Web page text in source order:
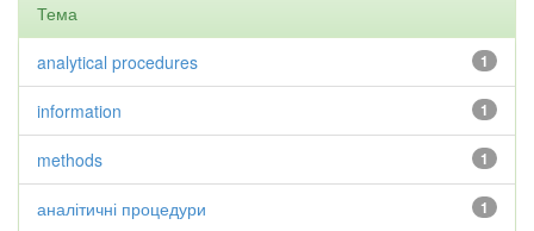
Тема
1
analytical procedures
1
information
1
methods
1
аналітичні процедури